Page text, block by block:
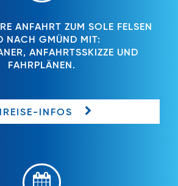
ANFAHRT ZUM SOLE FELSEN
NACH GMÜND MIT:
ANFAHRTSSKIZZE UND
FAHRPLÄNEN.
INFOS